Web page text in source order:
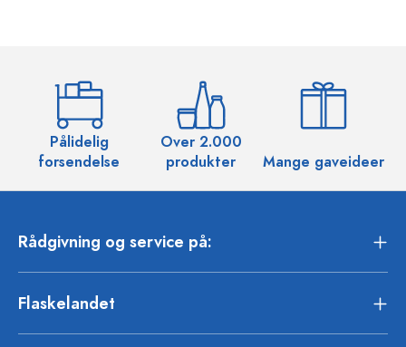
Pålidelig
forsendelse
Over 2.000
produkter
Mange gaveideer
Rådgivning og service på:
Flaskelandet